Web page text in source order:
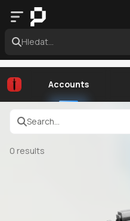
Hledat...
Accounts
Search...
0 results